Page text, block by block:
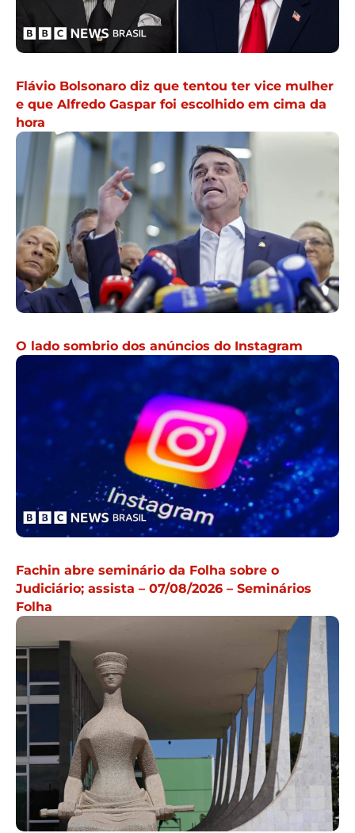
Flávio Bolsonaro diz que tentou ter vice mulher
e que Alfredo Gaspar foi escolhido em cima da
hora
O lado sombrio dos anúncios do Instagram
Fachin abre seminário da Folha sobre o
Judiciário; assista – 07/08/2026 – Seminários
Folha